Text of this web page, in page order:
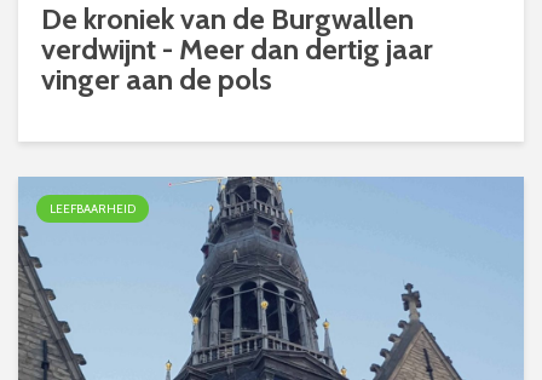
De kroniek van de Burgwallen
verdwijnt - Meer dan dertig jaar
vinger aan de pols
LEEFBAARHEID